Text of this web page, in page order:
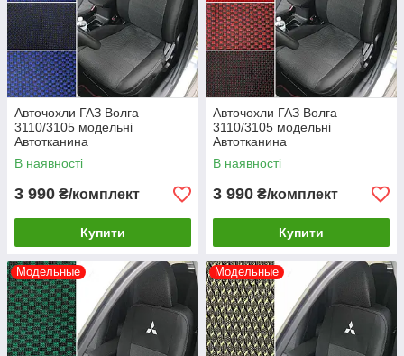
Авточохли ГАЗ Волга
3110/3105 модельні
Автотканина
В наявності
3 990 ₴/комплект
Купити
Авточохли ГАЗ Волга
3110/3105 модельні
Автотканина
В наявності
3 990 ₴/комплект
Купити
Модельные Модельные